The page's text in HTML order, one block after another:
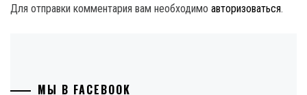
Для отправки комментария вам необходимо авторизоваться.
МЫ В FACEBOOK